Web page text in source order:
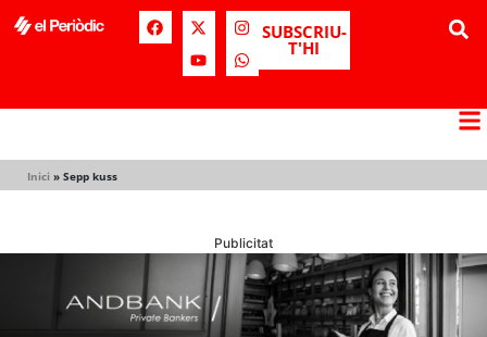
SUBSCRIU-
T'HI
Inici » Sepp kuss
Publicitat